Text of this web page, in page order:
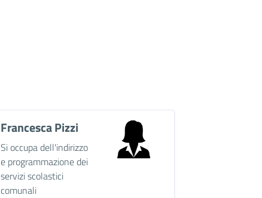
Francesca Pizzi
Descrizione breve
Si occupa dell'indirizzo
e programmazione dei
servizi scolastici
comunali